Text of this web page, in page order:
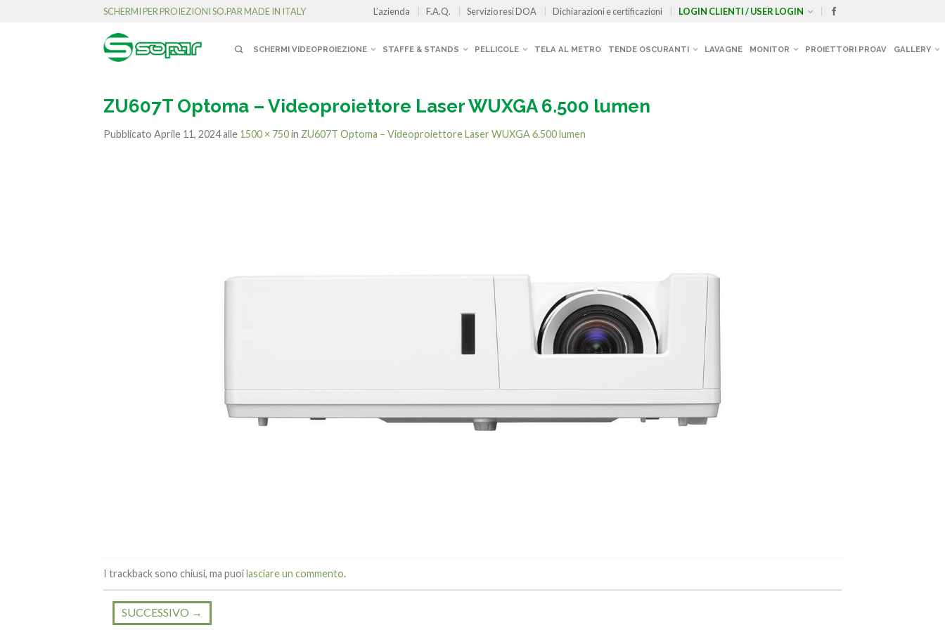
SCHERMI PER PROIEZIONI SO.PAR MADE IN ITALY L’azienda F.A.Q. Servizio resi DOA Dichiarazioni e certificazioni LOGIN CLIENTI / USER LOGIN
SCHERMI VIDEOPROIEZIONE STAFFE & STANDS PELLICOLE TELA AL METRO TENDE OSCURANTI LAVAGNE MONITOR PROIETTORI PROAV GALLERY
ZU607T Optoma – Videoproiettore Laser WUXGA 6.500 lumen
Pubblicato Aprile 11, 2024alle 1500 × 750in ZU607T Optoma – Videoproiettore Laser WUXGA 6.500 lumen
I trackback sono chiusi, ma puoilasciare un commento.
SUCCESSIVO →